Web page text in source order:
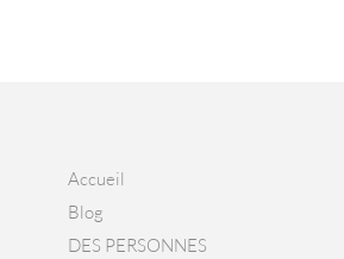
Accueil
Blog
DES PERSONNES